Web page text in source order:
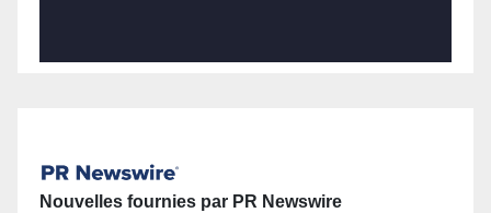
Nouvelles fournies par PR Newswire